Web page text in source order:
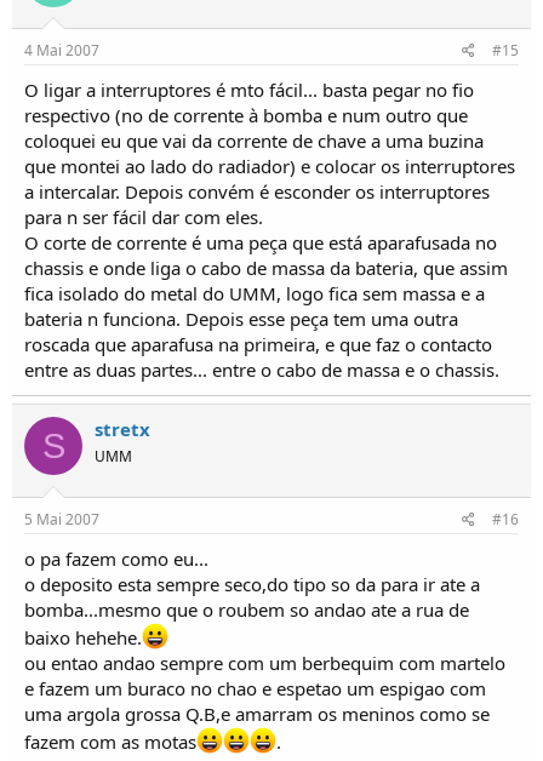
4 Mai 2007 #15
O ligar a interruptores é mto fácil... basta pegar no fio
respectivo (no de corrente à bomba e num outro que
coloquei eu que vai da corrente de chave a uma buzina
que montei ao lado do radiador) e colocar os interruptores
a intercalar. Depois convém é esconder os interruptores
para n ser fácil dar com eles.
O corte de corrente é uma peça que está aparafusada no
chassis e onde liga o cabo de massa da bateria, que assim
fica isolado do metal do UMM, logo fica sem massa e a
bateria n funciona. Depois esse peça tem uma outra
roscada que aparafusa na primeira, e que faz o contacto
entre as duas partes... entre o cabo de massa e o chassis.
S stretx
UMM
5 Mai 2007 #16
o pa fazem como eu...
o deposito esta sempre seco,do tipo so da para ir ate a
bomba...mesmo que o roubem so andao ate a rua de
baixo hehehe.
ou entao andao sempre com um berbequim com martelo
e fazem um buraco no chao e espetao um espigao com
uma argola grossa Q.B,e amarram os meninos como se
fazem com as motas
.